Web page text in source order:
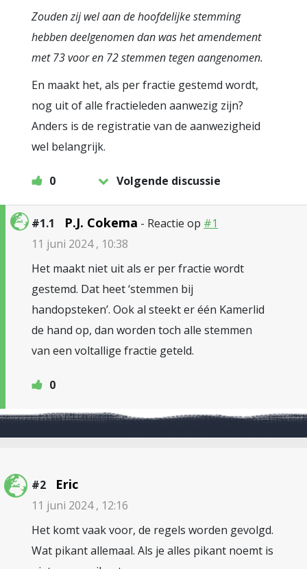
Zouden zij wel aan de hoofdelijke stemming
hebben deelgenomen dan was het amendement
met 73 voor en 72 stemmen tegen aangenomen.
En maakt het, als per fractie gestemd wordt,
nog uit of alle fractieleden aanwezig zijn?
Anders is de registratie van de aanwezigheid
wel belangrijk.
0 Volgende discussie
#1.1 P.J. Cokema - Reactie op #1
11 juni 2024 , 10:38
Het maakt niet uit als er per fractie wordt
gestemd. Dat heet ‘stemmen bij
handopsteken’. Ook al steekt er één Kamerlid
de hand op, dan worden toch alle stemmen
van een voltallige fractie geteld.
0
#2 Eric
11 juni 2024 , 12:16
Het komt vaak voor, de regels worden gevolgd.
Wat pikant allemaal. Als je alles pikant noemt is